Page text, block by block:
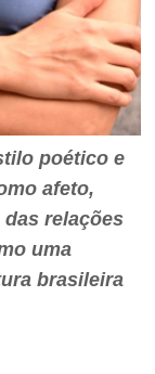
poético e
afeto,
relações
uma
brasileira